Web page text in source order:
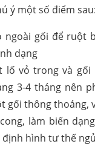
ý một số điểm sau:
ngoài gối để ruột
dạng
lố vỏ trong và
3-4 tháng nên
gối thông thoáng,
làm biến
định hình tư thế ngủ